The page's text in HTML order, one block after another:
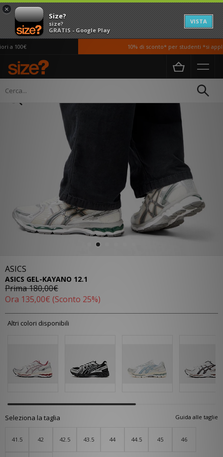
×
Size?
size?
GRATIS - Google Play
VISTA
100€ 10% di sconto* per studenti *si
Home Uomo
ASICS
ASICS GEL-KAYANO 12.1
Prima180,00€
Ora 135,00€ (Sconto 25%)
Altri colori disponibili
Guida alle taglie
Seleziona la taglia
41.5 42 42.5 43.5 44 44.5 45 46